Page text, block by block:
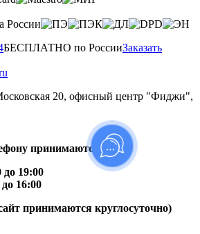
БЕСПЛАТНО по РоссииЗаказать
20, офисный центр "Фиджи",
принимаются:
19:00
16:00
принимаются круглосуточно)